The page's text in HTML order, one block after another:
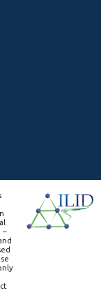
–